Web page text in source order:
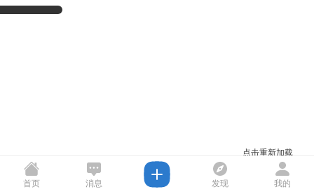
点击重新加载
首页 消息 发现 我的